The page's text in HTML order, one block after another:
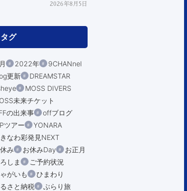
2026年8月5日
タグ
2022年
9CHANnel
更新
DREAMSTAR
MOSS DIVERS
未来チケット
の出来事
offブログ
ツアー
YONARA
なわ彩発見NEXT
み
お休みDay
お正月
しま
ご予約状況
がいも
ひまわり
さと納税
ぶらり旅